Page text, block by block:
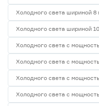
Холодного света шириной 8
Холодного света шириной
Холодного света с
Холодного света с
Холодного света с
Холодного света с